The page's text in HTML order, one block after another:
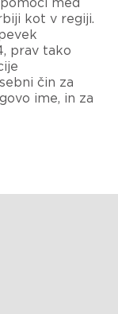
med
kot v regiji.
prav tako
čin za
ime, in za